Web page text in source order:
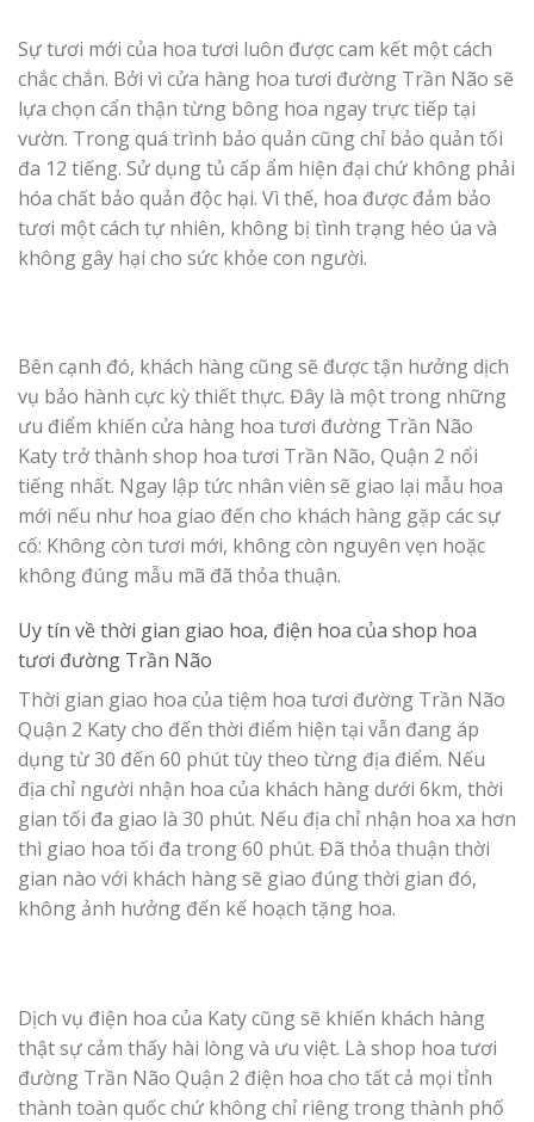
Sự tươi mới của hoa tươi luôn được cam kết một cách
chắc chắn. Bởi vì cửa hàng hoa tươi đường Trần Não sẽ
lựa chọn cẩn thận từng bông hoa ngay trực tiếp tại
vườn. Trong quá trình bảo quản cũng chỉ bảo quản tối
đa 12 tiếng. Sử dụng tủ cấp ẩm hiện đại chứ không phải
hóa chất bảo quản độc hại. Vì thế, hoa được đảm bảo
tươi một cách tự nhiên, không bị tình trạng héo úa và
không gây hại cho sức khỏe con người.
Bên cạnh đó, khách hàng cũng sẽ được tận hưởng dịch
vụ bảo hành cực kỳ thiết thực. Đây là một trong những
ưu điểm khiến cửa hàng hoa tươi đường Trần Não
Katy trở thành shop hoa tươi Trần Não, Quận 2 nổi
tiếng nhất. Ngay lập tức nhân viên sẽ giao lại mẫu hoa
mới nếu như hoa giao đến cho khách hàng gặp các sự
cố: Không còn tươi mới, không còn nguyên vẹn hoặc
không đúng mẫu mã đã thỏa thuận.
Uy tín về thời gian giao hoa, điện hoa của shop hoa
tươi đường Trần Não
Thời gian giao hoa của tiệm hoa tươi đường Trần Não
Quận 2 Katy cho đến thời điểm hiện tại vẫn đang áp
dụng từ 30 đến 60 phút tùy theo từng địa điểm. Nếu
địa chỉ người nhận hoa của khách hàng dưới 6km, thời
gian tối đa giao là 30 phút. Nếu địa chỉ nhận hoa xa hơn
thì giao hoa tối đa trong 60 phút. Đã thỏa thuận thời
gian nào với khách hàng sẽ giao đúng thời gian đó,
không ảnh hưởng đến kế hoạch tặng hoa.
Dịch vụ điện hoa của Katy cũng sẽ khiến khách hàng
thật sự cảm thấy hài lòng và ưu việt. Là shop hoa tươi
đường Trần Não Quận 2 điện hoa cho tất cả mọi tỉnh
thành toàn quốc chứ không chỉ riêng trong thành phố